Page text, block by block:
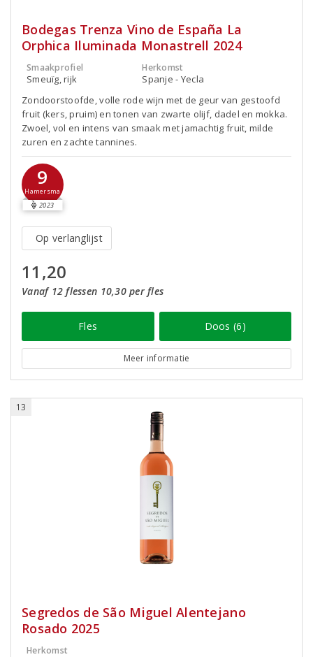
Bodegas Trenza Vino de España La
Orphica Iluminada Monastrell 2024
Smaakprofiel
Smeuïg, rijk
Herkomst
Spanje - Yecla
Zondoorstoofde, volle rode wijn met de geur van gestoofd
fruit (kers, pruim) en tonen van zwarte olijf, dadel en mokka.
Zwoel, vol en intens van smaak met jamachtig fruit, milde
zuren en zachte tannines.
9
Hamersma
2023
Op verlanglijst
11,20
Vanaf 12 flessen 10,30 per fles
Fles Doos (6)
Meer informatie
13
Segredos de São Miguel Alentejano
Rosado 2025
Herkomst